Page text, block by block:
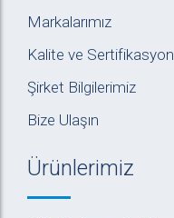
Markalarımız
Kalite ve Sertifikasyon
Şirket Bilgilerimiz
Bize Ulaşın
Ürünlerimiz